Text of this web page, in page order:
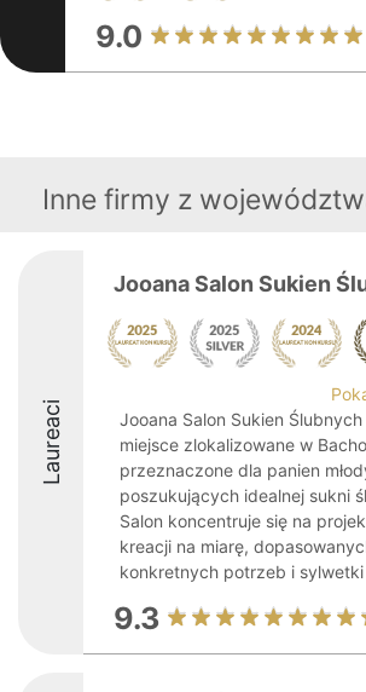
9.0
Inne firmy z
Laureaci
Jooana Salon Sukien
Jooana Salon Sukien
miejsce zlokalizowane w
przeznaczone dla panien
poszukujących idealnej sukni
Salon koncentruje się na
kreacji na miarę,
konkretnych potrzeb i sylwetki
9.3